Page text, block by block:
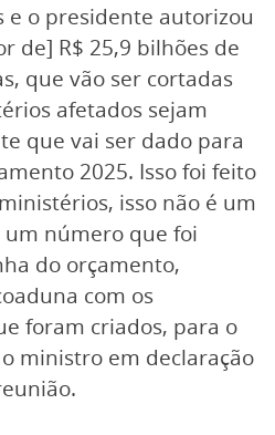
e o presidente autorizou
de] R$ 25,9 bilhões de
que vão ser cortadas
afetados sejam
que vai ser dado para
2025. Isso foi feito
isso não é um
número que foi
do orçamento,
com os
foram criados, para o
ministro em declaração